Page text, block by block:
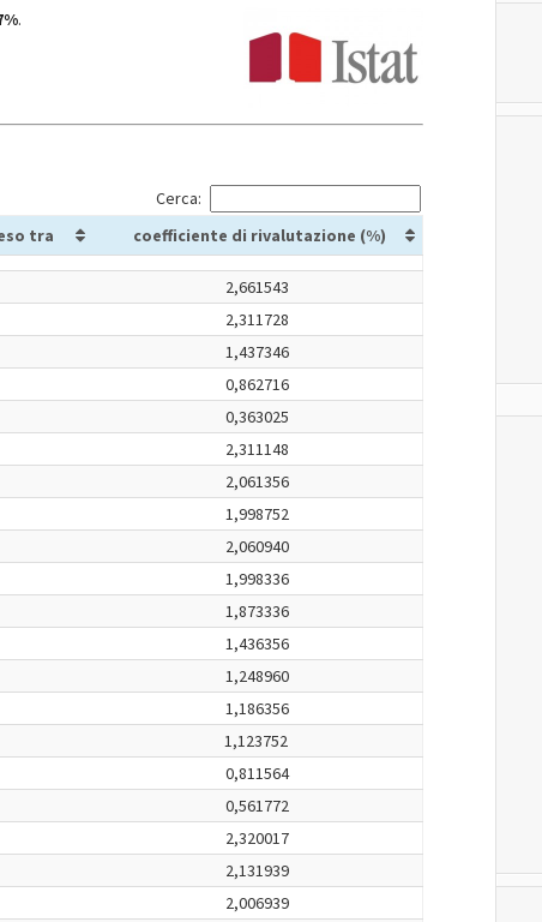
.
Cerca:
tra coefficiente di rivalutazione (%)
2,661543
2,311728
1,437346
0,862716
0,363025
2,311148
2,061356
1,998752
2,060940
1,998336
1,873336
1,436356
1,248960
1,186356
1,123752
0,811564
0,561772
2,320017
2,131939
2,006939